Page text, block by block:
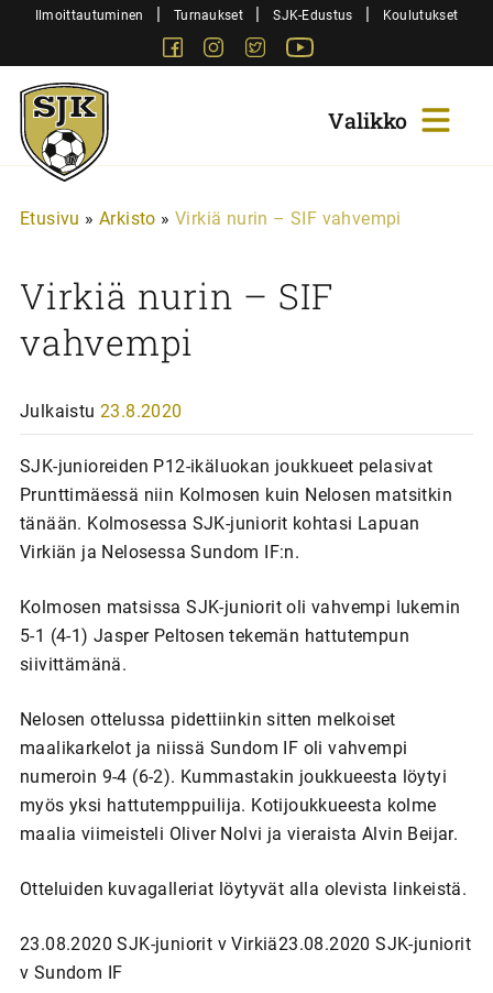
SiirryIlmoittautuminen | Turnaukset | SJK-Edustus | Koulutukset
FacebookInstagram
Twitter
Sjk-
Juniorit
Etusivu » Arkisto » Virkiä nurin – SIF vahvempi
Virkiä nurin – SIF
vahvempi
Julkaistu 23.8.2020
SJK-junioreiden P12-ikäluokan joukkueet pelasivat
Prunttimäessä niin Kolmosen kuin Nelosen matsitkin
tänään. Kolmosessa SJK-juniorit kohtasi Lapuan
Virkiän ja Nelosessa Sundom IF:n.
Kolmosen matsissa SJK-juniorit oli vahvempi lukemin
5-1 (4-1) Jasper Peltosen tekemän hattutempun
siivittämänä.
Nelosen ottelussa pidettiinkin sitten melkoiset
maalikarkelot ja niissä Sundom IF oli vahvempi
numeroin 9-4 (6-2). Kummastakin joukkueesta löytyi
myös yksi hattutemppuilija. Kotijoukkueesta kolme
maalia viimeisteli Oliver Nolvi ja vieraista Alvin Beijar.
Otteluiden kuvagalleriat löytyvät alla olevista linkeistä.
23.08.2020 SJK-juniorit v Virkiä23.08.2020 SJK-juniorit
v Sundom IF